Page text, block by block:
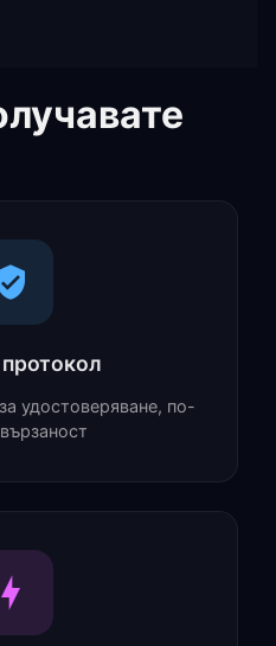
удостоверяване, по-